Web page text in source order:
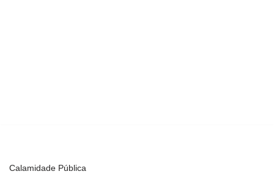
Calamidade Pública